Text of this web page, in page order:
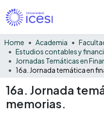
Home Academia
16a. Jornada
memorias.